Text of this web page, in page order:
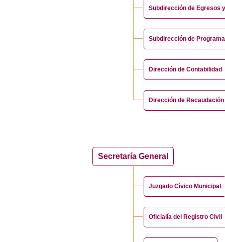
Subdirección de Egresos
Subdirección de
Dirección de Contabilidad
Dirección de
Secretaría General
Juzgado Cívico Municipal
Oficialía del Registro Civil